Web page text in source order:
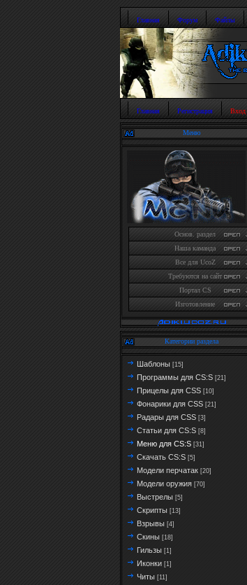
Главная Форум Файлы
Главная Регистрация Вход
Меню
Основ. раздел
Наша каманда
Все для UcoZ
Требуются на сайт
Портал CS
Изготовление
Категории раздела
Шаблоны [15]
Программы для CS:S [21]
Прицелы для CSS [10]
Фонарики для CSS [21]
Радары для CSS [3]
Статьи для CS:S [8]
Меню для CS:S [31]
Скачать CS:S [5]
Модели перчатак [20]
Модели оружия [70]
Выстрелы [5]
Скрипты [13]
Взрывы [4]
Скины [18]
Гильзы [1]
Иконки [1]
Читы [11]